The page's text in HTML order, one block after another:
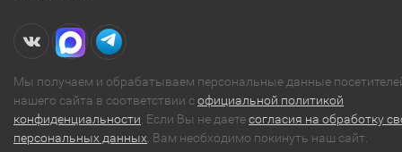
Мы получаем и обрабатываем персональные данные
нашего сайта в соответствии софициальной политикой
конфиденциальности . Если Вы не даетесогласия на обработку
персональных данных , Вам необходимо покинуть наш сайт.